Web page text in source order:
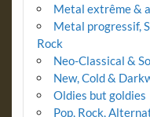
Metal extrême &
Metal progressif,
Rock
Neo-Classical &
New, Cold &
Oldies but goldies
Pop, Rock,